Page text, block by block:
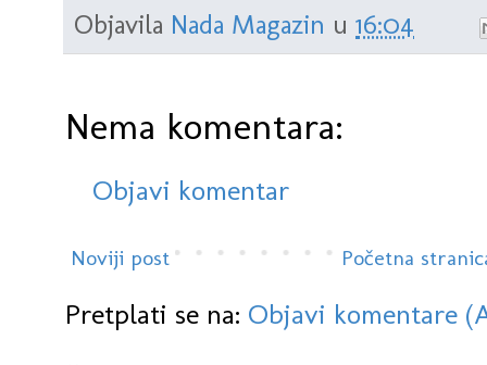
Objavila Nada Magazin u 16:04
Nema komentara:
Objavi komentar
Noviji post Početna
Pretplati se na: Objavi komentare